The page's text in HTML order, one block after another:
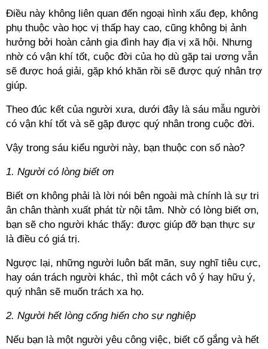
Điều này không liên quan đến ngoại hình xấu đẹp, không
phụ thuộc vào học vị thấp hay cao, cũng không bị ảnh
hưởng bởi hoàn cảnh gia đình hay địa vị xã hội. Nhưng
nhờ có vận khí tốt, cuộc đời của họ dù gặp tai ương vẫn
sẽ được hoá giải, gặp khó khăn rồi sẽ được quý nhân trợ
giúp.
Theo đúc kết của người xưa, dưới đây là sáu mẫu người
có vận khí tốt và sẽ gặp được quý nhân trong cuộc đời.
Vậy trong sáu kiểu người này, bạn thuộc con số nào?
1. Người có lòng biết ơn
Biết ơn không phải là lời nói bên ngoài mà chính là sự tri
ân chân thành xuất phát từ nội tâm. Nhờ có lòng biết ơn,
bạn sẽ cho người khác thấy: được giúp đỡ bạn thực sự
là điều có giá trị.
Ngược lại, những người luôn bất mãn, suy nghĩ tiêu cực,
hay oán trách người khác, thì một cách vô ý hay hữu ý,
quý nhân sẽ muốn trách xa họ.
2. Người hết lòng cống hiến cho sự nghiệp
Nếu bạn là một người yêu công việc, biết cố gắng và hết